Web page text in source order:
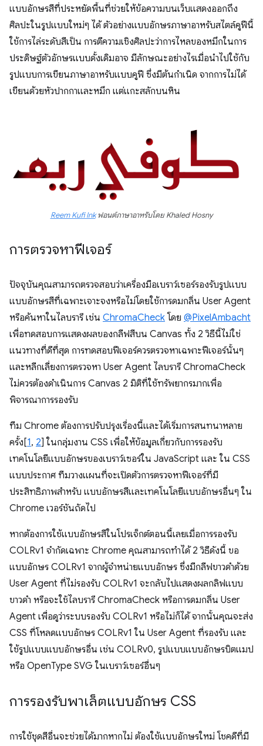
แบบอักษรสีที่ประหยัดพื้นที่ช่วยให้ข้อความบนเว็บแสดงออกถึง
ศิลปะในรูปแบบใหม่ๆ ได้ ตัวอย่างแบบอักษรภาษาอาหรับสไตล์คูฟีนี้
ใช้การไล่ระดับสีเป็น การตีความเชิงศิลปะว่าการไหลของหมึกในการ
ประดิษฐ์ตัวอักษรแบบดั้งเดิมอาจ มีลักษณะอย่างไรเมื่อนำไปใช้กับ
รูปแบบการเขียนภาษาอาหรับแบบคูฟี ซึ่งมีต้นกำเนิด จากการไม่ได้
เขียนด้วยหัวปากกาและหมึก แต่แกะสลักบนหิน
Reem Kufi Inkฟอนต์ภาษาอาหรับโดย Khaled Hosny
การตรวจหาฟีเจอร์
ปัจจุบันคุณสามารถตรวจสอบว่าเครื่องมือเบราว์เซอร์รองรับรูปแบบ
แบบอักษรสีที่เฉพาะเจาะจงหรือไม่โดยใช้การดมกลิ่น User Agent
หรือค้นหาในไลบรารี เช่น ChromaCheckโดย @PixelAmbacht
เพื่อทดสอบการแสดงผลของกลีฟสีบน Canvas ทั้ง 2 วิธีนี้ไม่ใช่
แนวทางที่ดีที่สุด การทดสอบฟีเจอร์ควรตรวจหาเฉพาะฟีเจอร์นั้นๆ
และหลีกเลี่ยงการตรวจหา User Agent ไลบรารี ChromaCheck
ไม่ควรต้องดำเนินการ Canvas 2 มิติที่ใช้ทรัพยากรมากเพื่อ
พิจารณาการรองรับ
ทีม Chrome ต้องการปรับปรุงเรื่องนี้และได้เริ่มการสนทนาหลาย
ครั้ง[1, 2] ในกลุ่มงาน CSS เพื่อให้ข้อมูลเกี่ยวกับการรองรับ
เทคโนโลยีแบบอักษรของเบราว์เซอร์ใน JavaScript และ ใน CSS
แบบประกาศ ทีมวางแผนที่จะเปิดตัวการตรวจหาฟีเจอร์ที่มี
ประสิทธิภาพสำหรับ แบบอักษรสีและเทคโนโลยีแบบอักษรอื่นๆ ใน
Chrome เวอร์ชันถัดไป
หากต้องการใช้แบบอักษรสีในโปรเจ็กต์ตอนนี้เลยเมื่อการรองรับ
COLRv1 จำกัดเฉพาะ Chrome คุณสามารถทำได้ 2 วิธีดังนี้ ขอ
แบบอักษร COLRv1 จากผู้จำหน่ายแบบอักษร ซึ่งมีกลีฟขาวดำด้วย
User Agent ที่ไม่รองรับ COLRv1 จะกลับไปแสดงผลกลิฟแบบ
ขาวดำ หรือจะใช้ไลบรารี ChromaCheck หรือการดมกลิ่น User
Agent เพื่อดูว่าระบบรองรับ COLRv1 หรือไม่ก็ได้ จากนั้นคุณจะส่ง
CSS ที่โหลดแบบอักษร COLRv1 ใน User Agent ที่รองรับ และ
ใช้รูปแบบแบบอักษรอื่น เช่น COLRv0, รูปแบบแบบอักษรบิตแมป
หรือ OpenType SVG ในเบราว์เซอร์อื่นๆ
การรองรับพาเล็ตแบบอักษร CSS
การใช้ชุดสีอื่นจะช่วยได้มากหากไม่ ต้องใช้แบบอักษรใหม่ โชคดีที่มี